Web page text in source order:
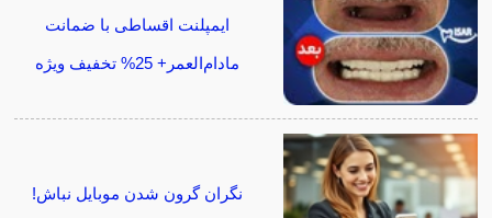
ایمپلنت اقساطی با ضمانت
مادام‌العمر+ 25% تخفیف ویژه
نگران گرون شدن موبایل نباش!